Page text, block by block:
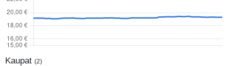
Kaupat (2)